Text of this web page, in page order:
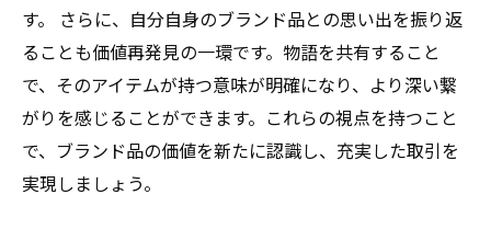
す。 さらに、自分自身のブランド品との思い出を振り返
ることも価値再発見の一環です。物語を共有すること
で、そのアイテムが持つ意味が明確になり、より深い繋
がりを感じることができます。これらの視点を持つこと
で、ブランド品の価値を新たに認識し、充実した取引を
実現しましょう。